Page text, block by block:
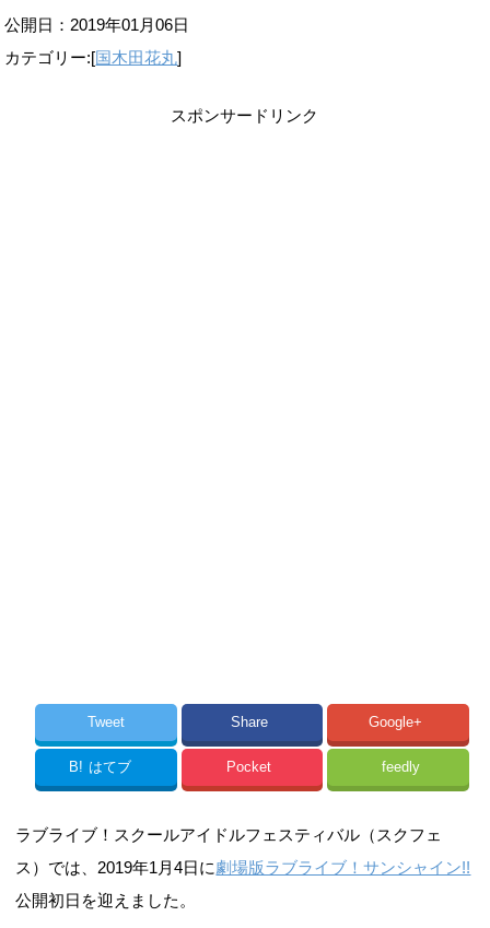
公開日： 2019年01月06日
カテゴリー:[国木田花丸]
スポンサードリンク
Tweet Share Google+
B! はてブ Pocket feedly
ラブライブ！スクールアイドルフェスティバル（スクフェ
ス）では、2019年1月4日に劇場版ラブライブ！サンシャイン!!
公開初日を迎えました。